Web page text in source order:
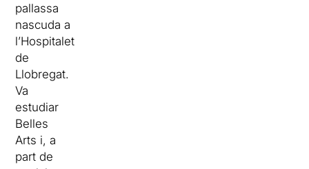
pallassa
nascuda a
l’Hospitalet
de
Llobregat.
Va
estudiar
Belles
Arts i, a
part de